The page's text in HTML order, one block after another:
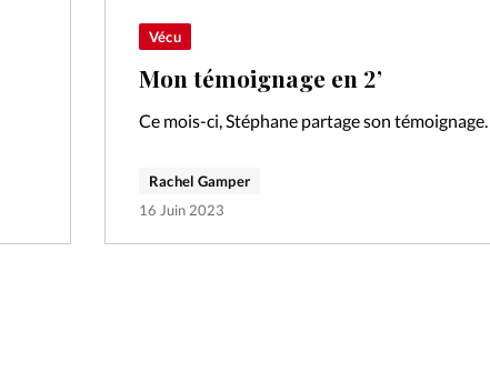
Vécu
Mon témoignage en 2’
Ce mois-ci, Stéphane partage son témoignage.
Rachel Gamper
16 Juin 2023